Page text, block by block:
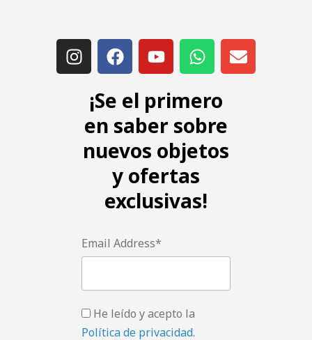
¡Se el primero
en saber sobre
nuevos objetos
y ofertas
exclusivas!
Email Address*
He leído y acepto la
Política de privacidad.